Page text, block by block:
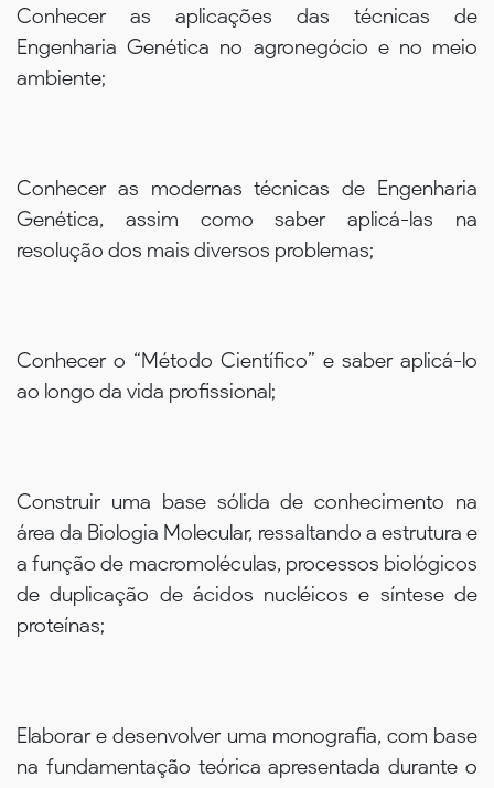
Conhecer as aplicações das técnicas de
Engenharia Genética no agronegócio e no meio
ambiente;
Conhecer as modernas técnicas de Engenharia
Genética, assim como saber aplicá-las na
resolução dos mais diversos problemas;
Conhecer o “Método Científico” e saber aplicá-lo
ao longo da vida profissional;
Construir uma base sólida de conhecimento na
área da Biologia Molecular, ressaltando a estrutura e
a função de macromoléculas, processos biológicos
de duplicação de ácidos nucléicos e síntese de
proteínas;
Elaborar e desenvolver uma monografia, com base
na fundamentação teórica apresentada durante o